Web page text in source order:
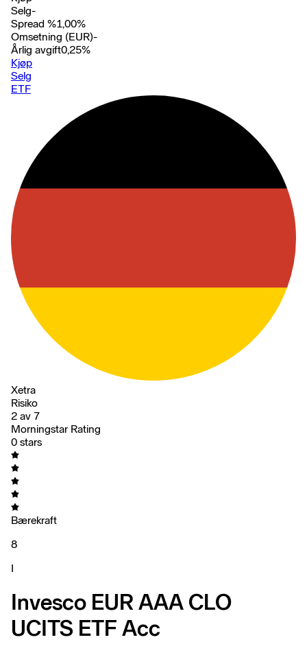
Selg-
Spread %1,00%
Omsetning (EUR)-
Årlig avgift0,25%
Kjøp
Selg
ETF
Xetra
Risiko
2 av 7
Morningstar Rating
0 stars
Bærekraft
8
I
Invesco EUR AAA CLO
UCITS ETF Acc